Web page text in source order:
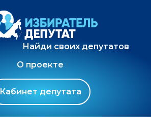
Найди своих депутатов
О проекте
Кабинет депутата